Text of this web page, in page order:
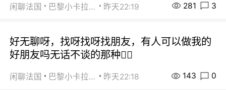
闲聊法国 巴黎小卡拉咪 昨天22:19 281 3
好无聊呀，找呀找呀找朋友，有人可以做我的
好朋友吗无话不谈的那种😮‍💨
闲聊法国 巴黎小卡拉咪 昨天22:18 143 0